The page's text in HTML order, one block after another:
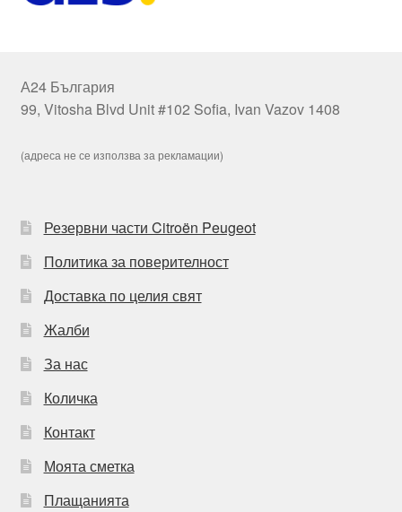
А24 България
99, Vitosha Blvd Unit #102 Sofia, Ivan Vazov 1408
(адреса не се използва за рекламации)
Резервни части Citroën Peugeot
Политика за поверителност
Доставка по целия свят
Жалби
За нас
Количка
Контакт
Моята сметка
Плащанията